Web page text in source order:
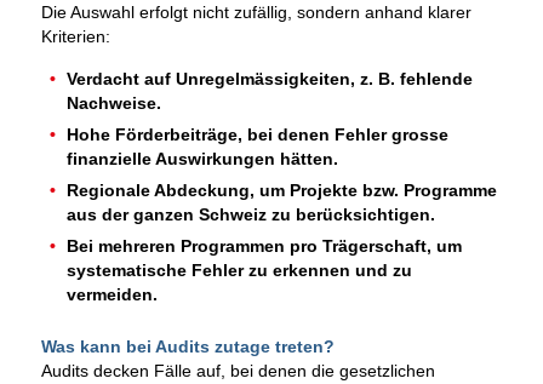
Die Auswahl erfolgt nicht zufällig, sondern anhand klarer
Kriterien:
Verdacht auf Unregelmässigkeiten, z. B. fehlende
Nachweise.
Hohe Förderbeiträge, bei denen Fehler grosse
finanzielle Auswirkungen hätten.
Regionale Abdeckung, um Projekte bzw. Programme
aus der ganzen Schweiz zu berücksichtigen.
Bei mehreren Programmen pro Trägerschaft, um
systematische Fehler zu erkennen und zu
vermeiden.
Was kann bei Audits zutage treten?
Audits decken Fälle auf, bei denen die gesetzlichen